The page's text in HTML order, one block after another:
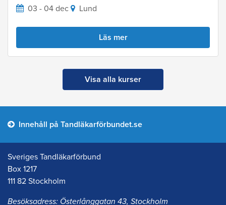
03 - 04 dec Lund
Läs mer
Visa alla kurser
Innehåll på Tandläkarförbundet.se
Sveriges Tandläkarförbund
Box 1217
111 82 Stockholm
Besöksadress: Österlånggatan 43, Stockholm